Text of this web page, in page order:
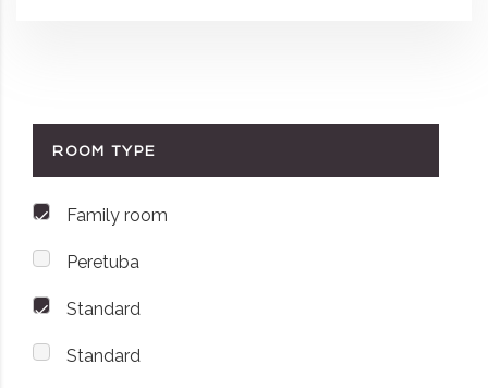
ROOM TYPE
Family room
Peretuba
Standard
Standard